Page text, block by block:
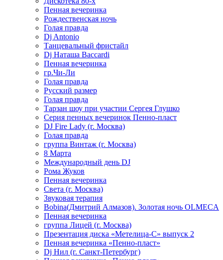
Пенная вечеринка
Рождественская ночь
Голая правда
Dj Antonio
Танцевальный фристайл
Dj Наташа Baccardi
Пенная вечеринка
гр.Чи-Ли
Голая правда
Русский размер
Голая правда
Тарзан шоу при участии Сергея Глушко
Серия пенных вечеринок Пенно-пласт
DJ Fire Lady (г. Москва)
Голая правда
группа Винтаж (г. Москва)
8 Марта
Международный день DJ
Рома Жуков
Пенная вечеринка
Света (г. Москва)
Звуковая терапия
Bobina(Дмитрий Алмазов). Золотая ночь OLMECA
Пенная вечеринка
группа Лицей (г. Москва)
Презентация диска «Метелица-С» выпуск 2
Пенная вечеринка «Пенно-пласт»
Dj Нил (г. Санкт-Петербург)